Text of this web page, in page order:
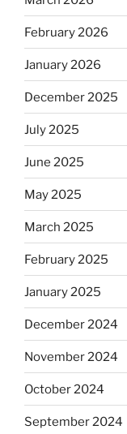
February 2026
January 2026
December 2025
July 2025
June 2025
May 2025
March 2025
February 2025
January 2025
December 2024
November 2024
October 2024
September 2024